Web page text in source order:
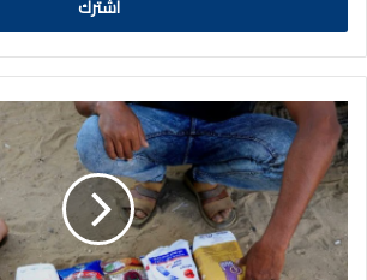
حماس
تطالب
محادثات
ميامي
بوقف
الخروقات
الإسرائيلية